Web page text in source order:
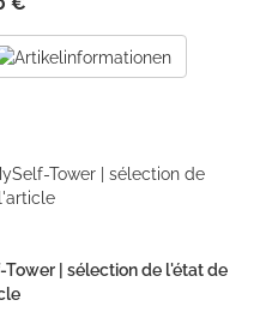
| sélection de l'état de